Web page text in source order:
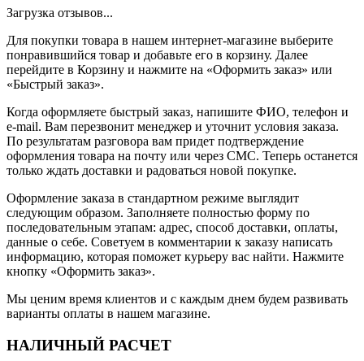
Загрузка отзывов...
Для покупки товара в нашем интернет-магазине выберите
понравившийся товар и добавьте его в корзину. Далее
перейдите в Корзину и нажмите на «Оформить заказ» или
«Быстрый заказ».
Когда оформляете быстрый заказ, напишите ФИО, телефон и
e-mail. Вам перезвонит менеджер и уточнит условия заказа.
По результатам разговора вам придет подтверждение
оформления товара на почту или через СМС. Теперь останется
только ждать доставки и радоваться новой покупке.
Оформление заказа в стандартном режиме выглядит
следующим образом. Заполняете полностью форму по
последовательным этапам: адрес, способ доставки, оплаты,
данные о себе. Советуем в комментарии к заказу написать
информацию, которая поможет курьеру вас найти. Нажмите
кнопку «Оформить заказ».
Мы ценим время клиентов и с каждым днем будем развивать
варианты оплаты в нашем магазине.
НАЛИЧНЫЙ РАСЧЕТ